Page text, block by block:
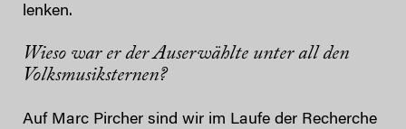
lenken.
Wieso war er der Auserwählte unter all den
Volksmusiksternen?
Auf Marc Pircher sind wir im Laufe der Recherche